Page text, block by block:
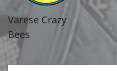
Varese Crazy
Bees